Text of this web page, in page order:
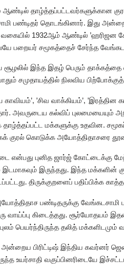
ஆண்டில் தாழ்த்தப்பட்டவர்களுக்கான
பண்டிதர் தொடங்கினார். இது
வகையில் 1932ஆம் ஆண்டில் ’ஹரிஜன
பறையர் சமூகத்தைச் சேர்ந்த
இந்த இதழ் பெரும் தாக்கத்தை
சமுதாயத்தில் நிலவிய
காவியம்’, ’சிவ வாக்கியம்’,
அவருடைய கல்விப் புலமையையும்
மக்களுக்கு உதவின.
குரல் கொடுக்க அயோத்திதாசரை
என்பது புனித ஜார்ஜ் கோட்டைக்கு
இடமாகவும் இருந்தது. இந்த மக்களின்
திருக்குறளைப் பதிப்பிக்க
பண்டிதருக்கு
வாய்ப்பு கிடைத்தது. சூர்யோதயம்
பெயர்ந்திருந்த தலித்
பிரிட்டிஷ் இந்திய கவர்னர்
உயர்சாதி வகுப்பினரிடையே